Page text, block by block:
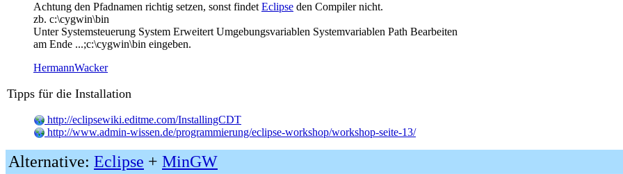
Achtung den Pfadnamen richtig setzen, sonst findet Eclipse den Compiler nicht.
zb. c:\cygwin\bin
Unter Systemsteuerung System Erweitert Umgebungsvariablen Systemvariablen Path Bearbeiten
am Ende ...;c:\cygwin\bin eingeben.
HermannWacker
Tipps für die Installation
http://eclipsewiki.editme.com/InstallingCDT
http://www.admin-wissen.de/programmierung/eclipse-workshop/workshop-seite-13/
Alternative: Eclipse + MinGW